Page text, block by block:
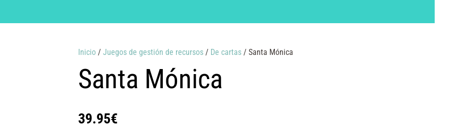
Inicio/ Juegos de gestión de recursos/ De cartas/ Santa Mónica
Santa Mónica
39.95€